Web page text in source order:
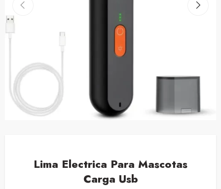
Lima Electrica Para Mascotas
Carga Usb